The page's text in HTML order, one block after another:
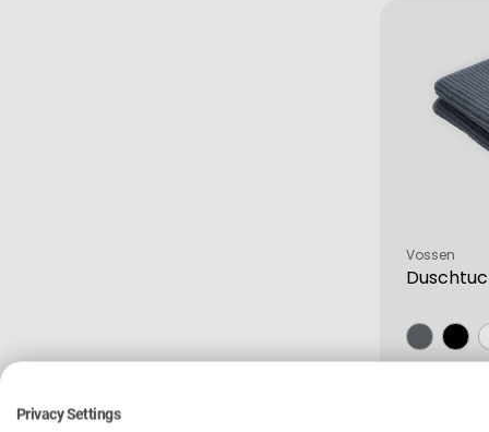
Privacy Settings
Verkäufer:
Vossen